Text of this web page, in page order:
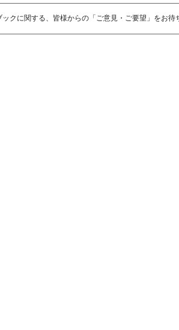
クに関する、皆様からの「ご意見・ご要望」をお待